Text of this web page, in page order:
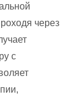
через
с